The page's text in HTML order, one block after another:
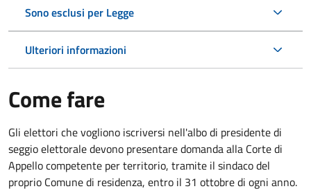
Sono esclusi per Legge
Ulteriori informazioni
Come fare
Gli elettori che vogliono iscriversi nell'albo di presidente di
seggio elettorale devono presentare domanda alla Corte di
Appello competente per territorio, tramite il sindaco del
proprio Comune di residenza, entro il 31 ottobre di ogni anno.